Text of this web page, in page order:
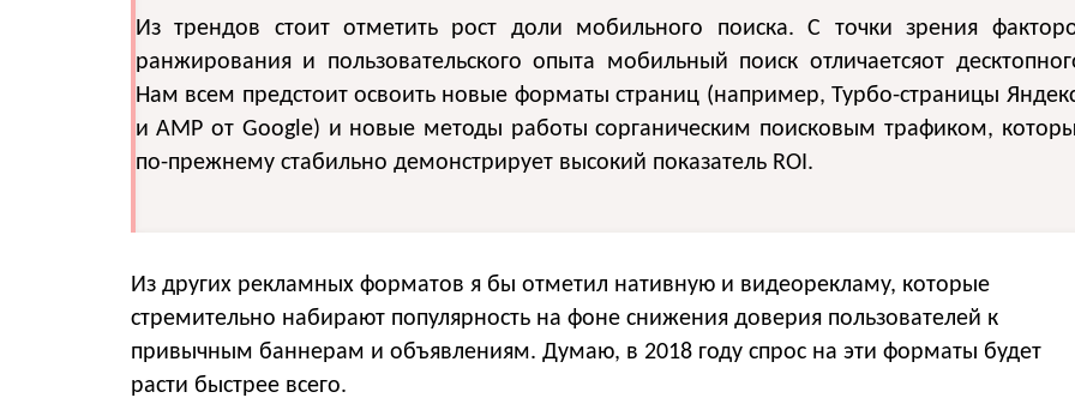
Из трендов стоит отметить рост доли мобильного поиска. C точки зрения
ранжирования и пользовательского опыта мобильный поиск отличаетсяот
Нам всем предстоит освоить новые форматы страниц (например, Турбо-страницы
и AMP от Google) и новые методы работы сорганическим поисковым трафиком,
по-прежнему стабильно демонстрирует высокий показатель ROI.
Из других рекламных форматов я бы отметил нативную и видеорекламу, которые
стремительно набирают популярность на фоне снижения доверия пользователей к
привычным баннерам и объявлениям. Думаю, в 2018 году спрос на эти форматы будет
расти быстрее всего.